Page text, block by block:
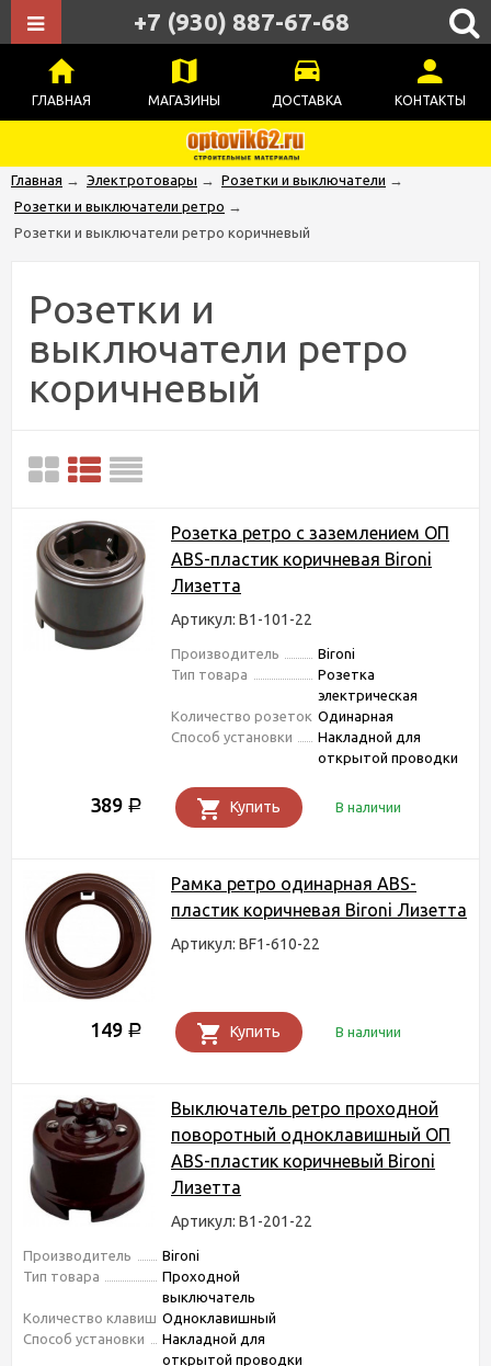
ГЛАВНАЯ МАГАЗИНЫ ДОСТАВКА КОНТАКТЫ
+7 (930) 887-67-68
Главная → Электротовары → Розетки и выключатели →
Розетки и выключатели ретро →
Розетки и выключатели ретро коричневый
Розетки и
выключатели ретро
коричневый
Розетка ретро с заземлением ОП
ABS-пластик коричневая Bironi
Лизетта
Артикул: B1-101-22
Производитель
Bironi
Тип товара
Розетка
электрическая
Количество розеток Одинарная
Способ установки
Накладной для
открытой проводки
389 Р Купить В наличии
Рамка ретро одинарная ABS-
пластик коричневая Bironi Лизетта
Артикул: BF1-610-22
149 Р Купить В наличии
Выключатель ретро проходной
поворотный одноклавишный ОП
ABS-пластик коричневый Bironi
Лизетта
Артикул: B1-201-22
Производитель
Bironi
Тип товара
Проходной
выключатель
Количество клавиш Одноклавишный
Способ установки
Накладной для
открытой проводки